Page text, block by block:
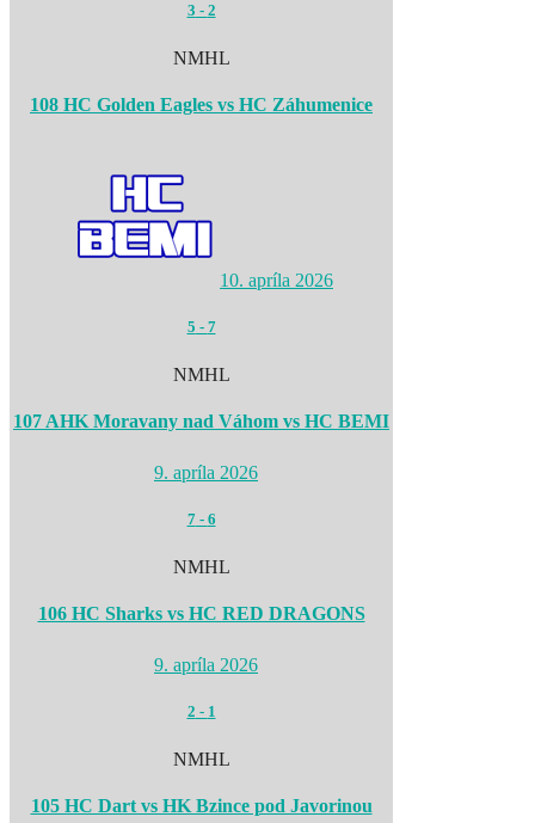
3 - 2
NMHL
108 HC Golden Eagles vs HC Záhumenice
10. apríla 2026
5 - 7
NMHL
107 AHK Moravany nad Váhom vs HC BEMI
9. apríla 2026
7- 6
NMHL
106 HC Sharks vs HC RED DRAGONS
9. apríla 2026
2 - 1
NMHL
105 HC Dart vs HK Bzince pod Javorinou